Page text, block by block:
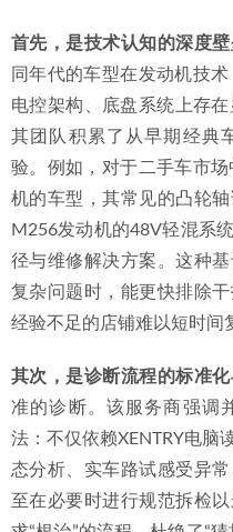
首先，是技术认知的深度
同年代的车型在发动机技
电控架构、底盘系统上存
其团队积累了从早期经典
验。例如，对于二手车市
机的车型，其常见的凸轮
M256发动机的48V轻混系
径与维修解决方案。这种
复杂问题时，能更快排除
经验不足的店铺难以短时间
其次，是诊断流程的标准
准的诊断。该服务商强调
法：不仅依赖XENTRY电脑
态分析、实车路试感受异
至在必要时进行规范拆检